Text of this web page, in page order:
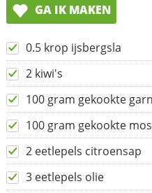
GA IK MAKEN
0.5 krop ijsbergsla
2 kiwi's
100 gram gekookte
100 gram gekookte
2 eetlepels citroensap
3 eetlepels olie